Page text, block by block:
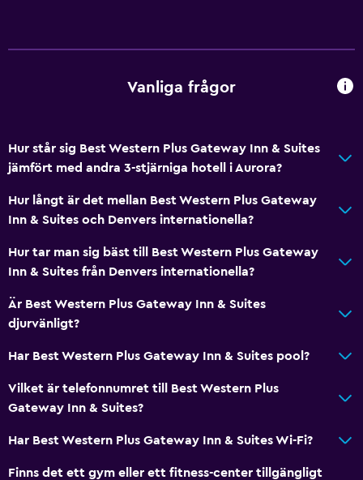
Vanliga frågor
Hur står sig Best Western Plus Gateway Inn & Suites
jämfört med andra 3-stjärniga hotell i Aurora?
Hur långt är det mellan Best Western Plus Gateway
Inn & Suites och Denvers internationella?
Hur tar man sig bäst till Best Western Plus Gateway
Inn & Suites från Denvers internationella?
Är Best Western Plus Gateway Inn & Suites
djurvänligt?
Har Best Western Plus Gateway Inn & Suites pool?
Vilket är telefonnumret till Best Western Plus
Gateway Inn & Suites?
Har Best Western Plus Gateway Inn & Suites Wi-Fi?
Finns det ett gym eller ett fitness-center tillgängligt